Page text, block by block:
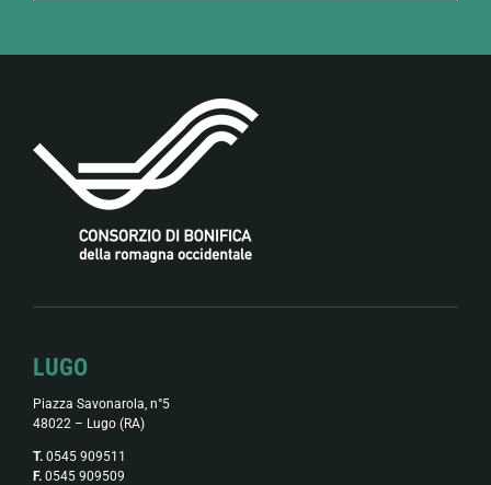
LUGO
Piazza Savonarola, n°5
48022 – Lugo (RA)
T.0545 909511
F.0545 909509